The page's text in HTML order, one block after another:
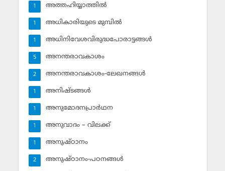
അത്തഹിയ്യാത്തില്‍
1
അധികാരിയുടെ മുമ്പില്‍
1
അധിനിവേശവിരുദ്ധപോരാട്ടങ്ങള്‍
1
അനന്തരാവകാശം
5
അനന്തരാവകാശം-ലേഖനങ്ങള്‍
2
അനിഷ്ടങ്ങള്‍
1
അനുമോദനപ്രാര്‍ഥന
1
അനുവാദം – വിലക്ക്‌
1
അനുഷ്ഠാനം
1
അനുഷ്ഠാനം-പഠനങ്ങള്‍
2